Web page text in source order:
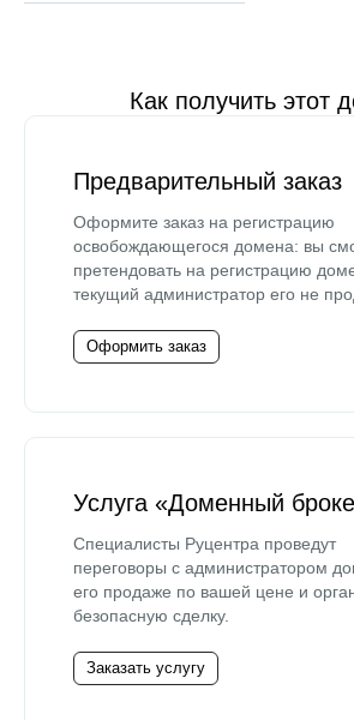
Как получить этот
Предварительный заказ
Оформите заказ на регистрацию
освобождающегося домена: вы
претендовать на регистрацию
текущий администратор его не
Оформить заказ
Услуга «Доменный
Специалисты Руцентра проведут
переговоры с администратором
его продаже по вашей цене и
безопасную сделку.
Заказать услугу